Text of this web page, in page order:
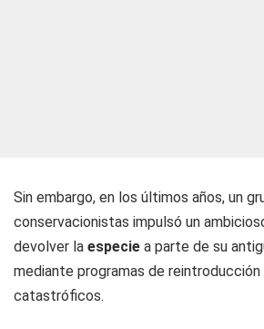
Sin embargo, en los últimos años, un
conservacionistas impulsó un
devolver la especie a parte de su
mediante programas de
catastróficos.